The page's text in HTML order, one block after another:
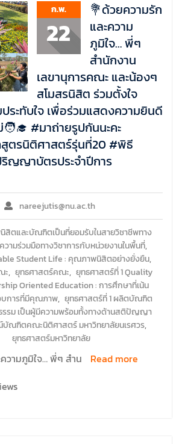
ก.พ.
22
💐ด้วยความรัก
และความ
ภูมิใจ… พี่ๆ
สำนักงาน
เลขานุการคณะ และน้องๆ
สโมสรนิสิต ร่วมตั้งใจ
ระทับใจ เพื่อร่วมแสดงความยินดี
#มาถ่ายรูปกันนะคะ
รนิติศาสตร์รุ่นที่20 #พิธี
ญญาบัตรประจำปีการ
nareejutis@nu.ac.th
สิตและบัณฑิตเป็นที่ยอมรับในสายวิชาชีพทาง
วามร่วมมือทางวิชาการกับหน่วยงานในพื้นที่,
Student Life : คุณภาพนิสิตอย่างยั่งยืน,
ะ, ยุทธศาสตร์คณะ, ยุทธศาสตร์ที่ 1 Quality
Oriented Education : การศึกษาที่เน้น
บการที่มีคุณภาพ, ยุทธศาสตร์ที่ 1 ผลิตบัณฑิต
รม เป็นผู้มีความพร้อมทั้งทางด้านสติปัญญา
ณฑิตคณะนิติศาสตร์ มหาวิทยาลัยนเรศวร,
ยุทธศาสตร์มหาวิทยาลัย
วามภูมิใจ… พี่ๆ สำน
Read more